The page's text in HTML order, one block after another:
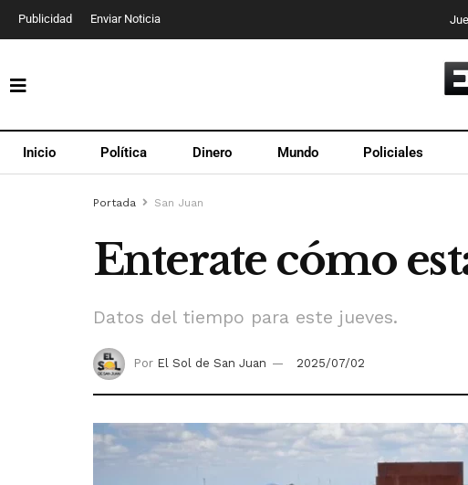
Publicidad Enviar Noticia
Inicio Política Dinero Mundo Policiales
Portada San Juan
Enterate cómo
Datos del tiempo para este jueves.
Por El Sol de San Juan 2025/07/02